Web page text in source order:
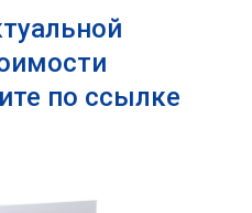
по ссылке